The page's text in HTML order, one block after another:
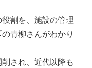
割を、施設の管理
青柳さんがわかり
削され、近代以降も